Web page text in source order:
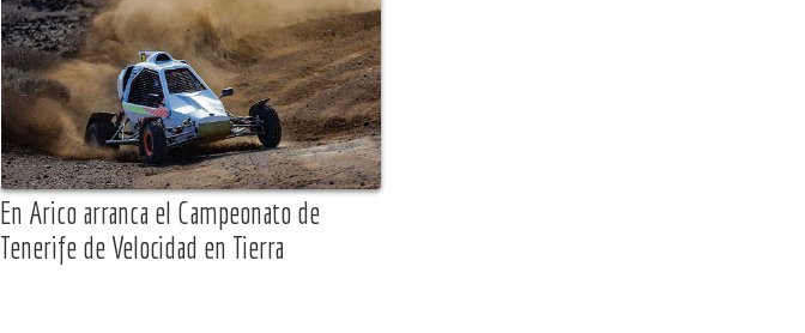
En Arico arranca el Campeonato de
Tenerife de Velocidad en Tierra